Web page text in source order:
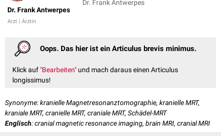
Dr. Frank Antwerpes
Arzt | Ärztin
Dr. Frank Antwerpes
Oops. Das hier ist ein Articulus brevis minimus.
Klick auf "Bearbeiten" und mach daraus einen Articulus
longissimus!
Synonyme: kranielle Magnetresonanztomographie, kranielle MRT,
kraniale MRT, cranielle MRT, craniale MRT, Schädel-MRT
Englisch: cranial magnetic resonance imaging, brain MRI, cranial MRI